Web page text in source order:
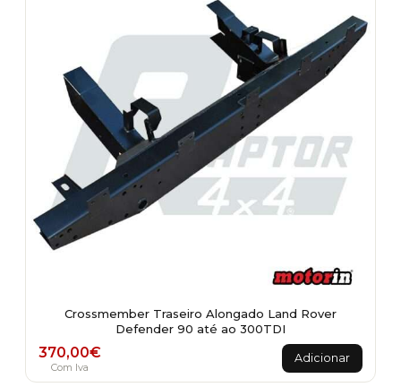
Crossmember Traseiro Alongado Land Rover
Defender 90 até ao 300TDI
370,00€
Com Iva
Adicionar